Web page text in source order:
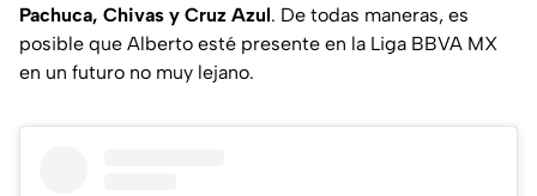
Pachuca, Chivas y Cruz Azul. De todas maneras, es
posible que Alberto esté presente en la Liga BBVA MX
en un futuro no muy lejano.